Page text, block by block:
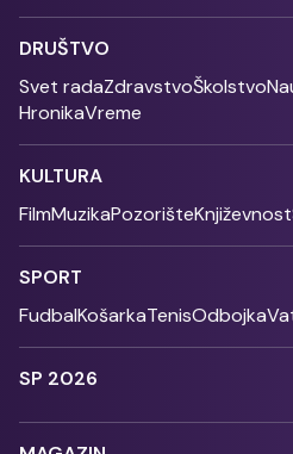
DRUŠTVO
Svet radaZdravstvoŠkolstvo
HronikaVreme
KULTURA
FilmMuzikaPozorišteKnjiževnost
SPORT
FudbalKošarkaTenisOdbojka
SP 2026